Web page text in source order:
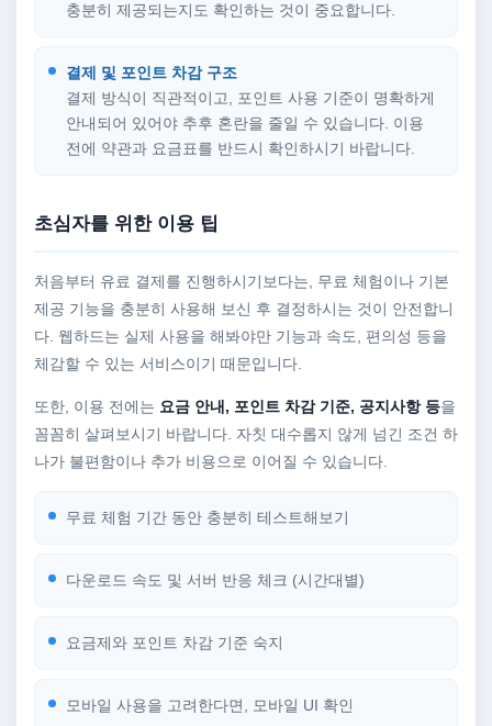
충분히 제공되는지도 확인하는 것이 중요합니다.
결제 및 포인트 차감 구조
결제 방식이 직관적이고, 포인트 사용 기준이 명확하게
안내되어 있어야 추후 혼란을 줄일 수 있습니다. 이용
전에 약관과 요금표를 반드시 확인하시기 바랍니다.
초심자를 위한 이용 팁
처음부터 유료 결제를 진행하시기보다는, 무료 체험이나 기본
제공 기능을 충분히 사용해 보신 후 결정하시는 것이 안전합니
다. 웹하드는 실제 사용을 해봐야만 기능과 속도, 편의성 등을
체감할 수 있는 서비스이기 때문입니다.
또한, 이용 전에는 요금 안내, 포인트 차감 기준, 공지사항 등을
꼼꼼히 살펴보시기 바랍니다. 자칫 대수롭지 않게 넘긴 조건 하
나가 불편함이나 추가 비용으로 이어질 수 있습니다.
무료 체험 기간 동안 충분히 테스트해보기
다운로드 속도 및 서버 반응 체크 (시간대별)
요금제와 포인트 차감 기준 숙지
모바일 사용을 고려한다면, 모바일 UI 확인